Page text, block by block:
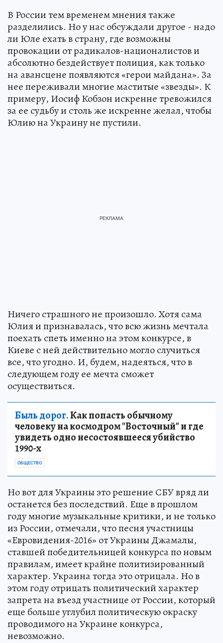
В России тем временем мнения также
разделились. Но у нас обсуждали другое - надо
ли Юле ехать в страну, где возможны
провокации от радикалов-националистов и
абсолютно бездействует полиция, как только
на авансцене появляются «герои майдана». За
нее переживали многие маститые «звезды». К
примеру, Иосиф Кобзон искренне тревожился
за ее судьбу и столь же искренне желал, чтобы
Юлию на Украину не пустили.
Ничего страшного не произошло. Хотя сама
Юлия и признавалась, что всю жизнь мечтала
поехать спеть именно на этом конкурсе, в
Киеве с ней действительно могло случиться
все, что угодно. И, будем, надеяться, что в
следующем году ее мечта сможет
осуществиться.
Быль дорог.Как попасть обычному
человеку на космодром "Восточный" и где
увидеть одно несостоявшееся убийство
1990-х
ОБЩЕСТВО
Но вот для Украины это решение СБУ вряд ли
останется без последствий. Еще в прошлом
году многие музыкальные критики, и не только
из России, отмечали, что песня участницы
«Евровидения-2016» от Украины Джамалы,
ставшей победительницей конкурса по новым
правилам, имеет крайне политизированный
характер. Украина тогда это отрицала. Но в
этом году отрицать политический характер
запрета на въезд участнице от России, который
еще больше углубил политическую окраску
проводимого на Украине конкурса,
невозможно.